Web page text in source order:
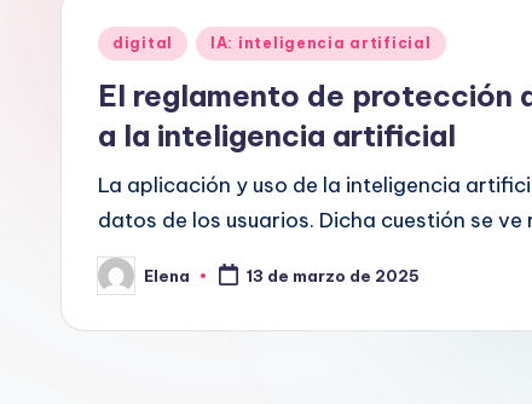
Publicado
digital IA: inteligencia artificial
El reglamento de protección
a la inteligencia artificial
La aplicación y uso de la inteligencia
datos de los usuarios. Dicha cuestión se
Publicado
por
Elena 13 de marzo de 2025